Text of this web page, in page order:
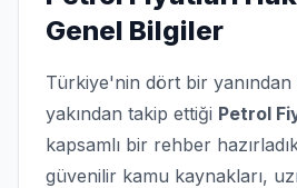
Genel Bilgiler
Türkiye'nin dört bir yanından
yakından takip ettiği Petrol
kapsamlı bir rehber
güvenilir kamu kaynakları,